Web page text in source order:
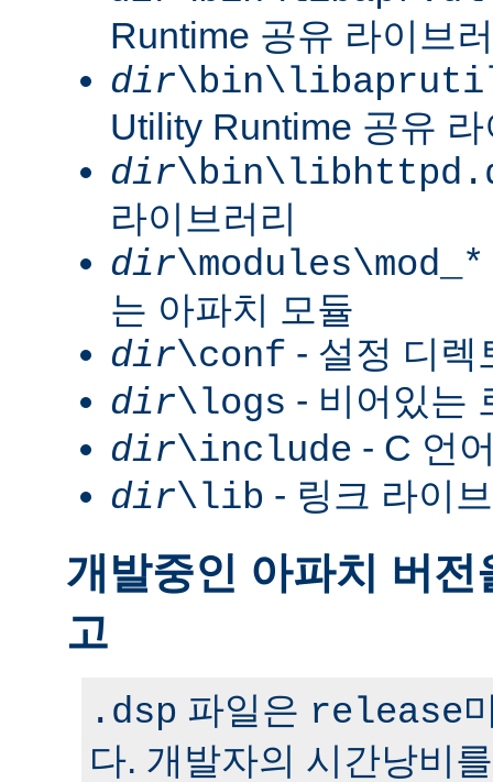
Runtime 공유 라이브
dir
Utility Runtime 공유
dir
라이브러리
dir
는 아파치 모듈
dir\conf - 설정 디렉
dir\logs - 비어있는
dir\include - C 언
dir\lib - 링크 라이
개발중인 아파치 버
고
.dsp 파일은 release
다. 개발자의 시간낭비